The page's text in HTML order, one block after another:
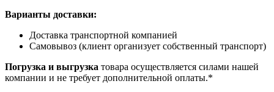
Варианты доставки:
Доставка транспортной компанией
Самовывоз (клиент организует собственный транспорт)
Погрузка и выгрузка товара осуществляется силами нашей
компании и не требует дополнительной оплаты.*